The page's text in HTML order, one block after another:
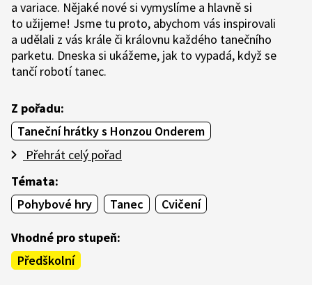
a variace. Nějaké nové si vymyslíme a hlavně si
to užijeme! Jsme tu proto, abychom vás inspirovali
a udělali z vás krále či královnu každého tanečního
parketu. Dneska si ukážeme, jak to vypadá, když se
tančí robotí tanec.
Z pořadu:
Taneční hrátky s Honzou Onderem
Přehrát celý pořad
Témata:
Pohybové hry
Tanec Cvičení
Vhodné pro stupeň:
Předškolní